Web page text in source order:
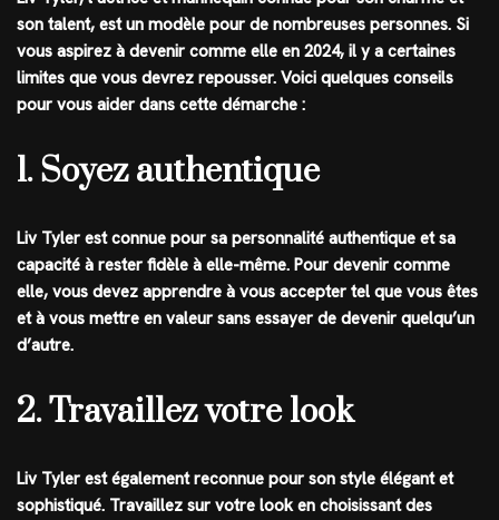
son talent, est un modèle pour de nombreuses personnes. Si
vous aspirez à devenir comme elle en 2024, il y a certaines
limites que vous devrez repousser. Voici quelques conseils
pour vous aider dans cette démarche :
1. Soyez authentique
Liv Tyler est connue pour sa personnalité authentique et sa
capacité à rester fidèle à elle-même. Pour devenir comme
elle, vous devez apprendre à vous accepter tel que vous êtes
et à vous mettre en valeur sans essayer de devenir quelqu’un
d’autre.
2. Travaillez votre look
Liv Tyler est également reconnue pour son style élégant et
sophistiqué. Travaillez sur votre look en choisissant des